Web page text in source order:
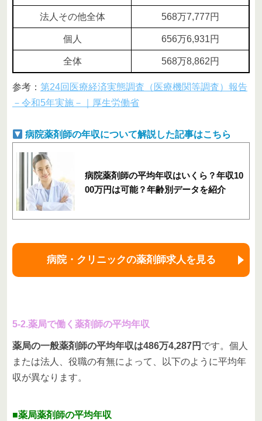
法人その他全体 568万7,777円
個人 656万6,931円
全体 568万8,862円
参考： 第24回医療経済実態調査（医療機関等調査）報告
－令和5年実施－｜厚生労働省
病院薬剤師の年収について解説した記事はこちら
病院薬剤師の平均年収はいくら？年収10
00万円は可能？年齢別データを紹介
病院・クリニックの薬剤師求人を見る
5-2.薬局で働く薬剤師の平均年収
薬局の一般薬剤師の平均年収は486万4,287円 です。個人
または法人、役職の有無によって、以下のように平均年
収が異なります。
■薬局薬剤師の平均年収